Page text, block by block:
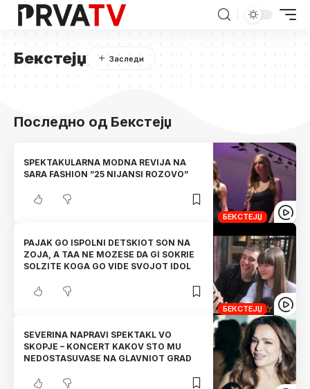
Бекстејџ
Последно од Бекстејџ
БЕКСТЕЈЏ
SPEKTAKULARNA MODNA REVIJA NA
SARA FASHION ”25 NIJANSI ROZOVO”
БЕКСТЕЈЏ
PAJAK GO ISPOLNI DETSKIOT SON NA
ZOJA, A TAA NE MOZESE DA GI SOKRIE
SOLZITE KOGA GO VIDE SVOJOT IDOL
SEVERINA NAPRAVI SPEKTAKL VO
SKOPJE – KONCERT KAKOV STO MU
NEDOSTASUVASE NA GLAVNIOT GRAD